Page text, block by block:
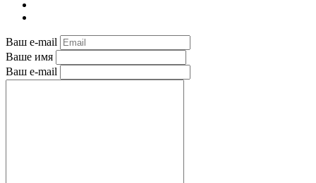
Ваш e-mail
Ваше имя
Ваш e-mail